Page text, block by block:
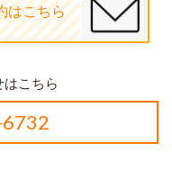
はこちら
こちら